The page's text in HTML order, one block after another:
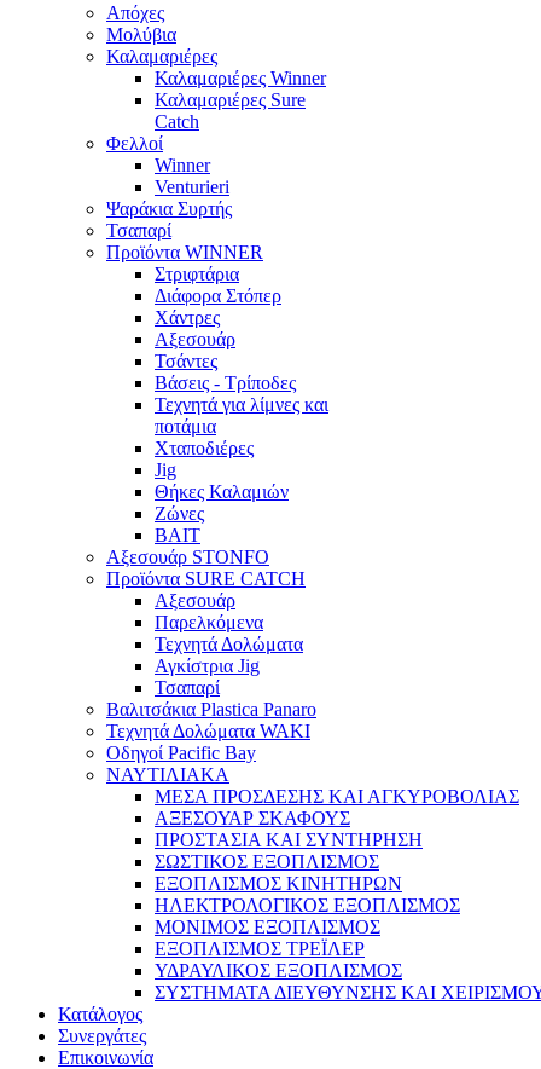
Απόχες
Μολύβια
Καλαμαριέρες
Καλαμαριέρες Winner
Καλαμαριέρες Sure
Catch
Φελλοί
Winner
Venturieri
Ψαράκια Συρτής
Τσαπαρί
Προϊόντα WINNER
Στριφτάρια
Διάφορα Στόπερ
Χάντρες
Αξεσουάρ
Τσάντες
Βάσεις - Τρίποδες
Τεχνητά για λίμνες και
ποτάμια
Χταποδιέρες
Jig
Θήκες Καλαμιών
Ζώνες
BAIT
Αξεσουάρ STONFO
Προϊόντα SURE CATCH
Αξεσουάρ
Παρελκόμενα
Τεχνητά Δολώματα
Αγκίστρια Jig
Τσαπαρί
Βαλιτσάκια Plastica Panaro
Τεχνητά Δολώματα WAKI
Οδηγοί Pacific Bay
ΝΑΥΤΙΛΙΑΚΑ
ΜΕΣΑ ΠΡΟΣΔΕΣΗΣ ΚΑΙ ΑΓΚΥΡΟΒΟΛΙΑΣ
ΑΞΕΣΟΥΑΡ ΣΚΑΦΟΥΣ
ΠΡΟΣΤΑΣΙΑ ΚΑΙ ΣΥΝΤΗΡΗΣΗ
ΣΩΣΤΙΚΟΣ ΕΞΟΠΛΙΣΜΟΣ
ΕΞΟΠΛΙΣΜΟΣ ΚΙΝΗΤΗΡΩΝ
ΗΛΕΚΤΡΟΛΟΓΙΚΟΣ ΕΞΟΠΛΙΣΜΟΣ
ΜΟΝΙΜΟΣ ΕΞΟΠΛΙΣΜΟΣ
ΕΞΟΠΛΙΣΜΟΣ ΤΡΕΪΛΕΡ
ΥΔΡΑΥΛΙΚΟΣ ΕΞΟΠΛΙΣΜΟΣ
ΣΥΣΤΗΜΑΤΑ ΔΙΕΥΘΥΝΣΗΣ ΚΑΙ
Κατάλογος
Συνεργάτες
Επικοινωνία